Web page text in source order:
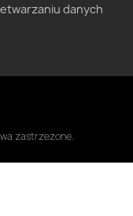
danych
zastrzeżone.